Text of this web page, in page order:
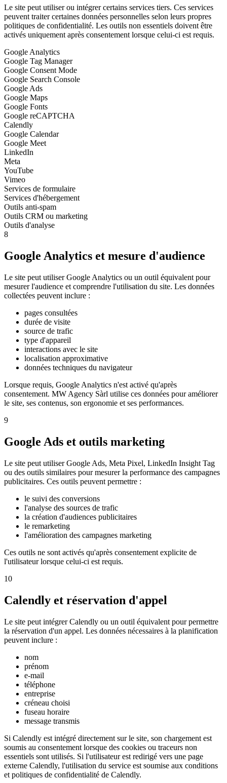
Le site peut utiliser ou intégrer certains services tiers. Ces services
peuvent traiter certaines données personnelles selon leurs propres
politiques de confidentialité. Les outils non essentiels doivent être
activés uniquement après consentement lorsque celui-ci est requis.
Google Analytics
Google Tag Manager
Google Consent Mode
Google Search Console
Google Ads
Google Maps
Google Fonts
Google reCAPTCHA
Calendly
Google Calendar
Google Meet
LinkedIn
Meta
YouTube
Vimeo
Services de formulaire
Services d'hébergement
Outils anti-spam
Outils CRM ou marketing
Outils d'analyse
8
Google Analytics et mesure d'audience
Le site peut utiliser Google Analytics ou un outil équivalent pour
mesurer l'audience et comprendre l'utilisation du site. Les données
collectées peuvent inclure :
pages consultées
durée de visite
source de trafic
type d'appareil
interactions avec le site
localisation approximative
données techniques du navigateur
Lorsque requis, Google Analytics n'est activé qu'après
consentement. MW Agency Sàrl utilise ces données pour améliorer
le site, ses contenus, son ergonomie et ses performances.
9
Google Ads et outils marketing
Le site peut utiliser Google Ads, Meta Pixel, LinkedIn Insight Tag
ou des outils similaires pour mesurer la performance des campagnes
publicitaires. Ces outils peuvent permettre :
le suivi des conversions
l'analyse des sources de trafic
la création d'audiences publicitaires
le remarketing
l'amélioration des campagnes marketing
Ces outils ne sont activés qu'après consentement explicite de
l'utilisateur lorsque celui-ci est requis.
10
Calendly et réservation d'appel
Le site peut intégrer Calendly ou un outil équivalent pour permettre
la réservation d'un appel. Les données nécessaires à la planification
peuvent inclure :
nom
prénom
e-mail
téléphone
entreprise
créneau choisi
fuseau horaire
message transmis
Si Calendly est intégré directement sur le site, son chargement est
soumis au consentement lorsque des cookies ou traceurs non
essentiels sont utilisés. Si l'utilisateur est redirigé vers une page
externe Calendly, l'utilisation du service est soumise aux conditions
et politiques de confidentialité de Calendly.